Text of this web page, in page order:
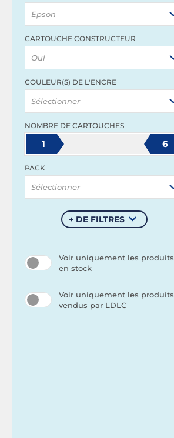
Epson
CARTOUCHE CONSTRUCTEUR
Oui
COULEUR(S) DE L'ENCRE
Sélectionner
NOMBRE DE CARTOUCHES
1 6
PACK
Sélectionner
+ DE FILTRES
Voir uniquement les produits
en stock
Voir uniquement les produits
vendus par LDLC